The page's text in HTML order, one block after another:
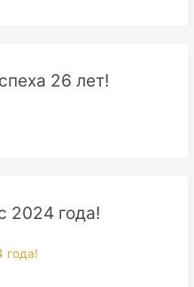
26 лет!
2024 года!